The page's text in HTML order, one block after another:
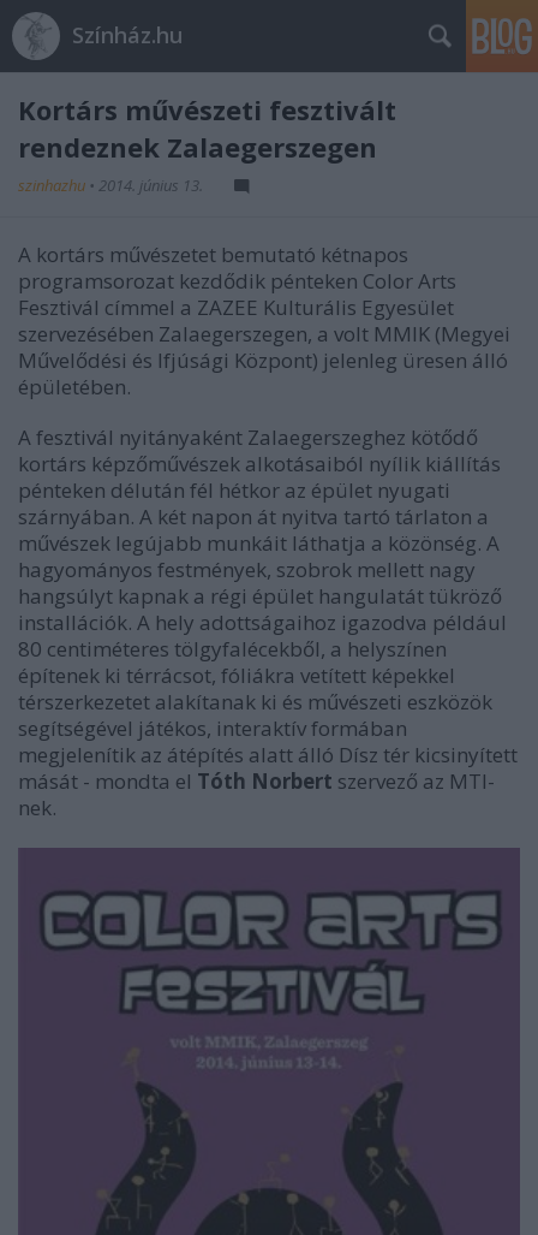
Színház.hu
Kortárs művészeti fesztivált
rendeznek Zalaegerszegen
szinhazhu • 2014. június 13.
A kortárs művészetet bemutató kétnapos
programsorozat kezdődik pénteken Color Arts
Fesztivál címmel a ZAZEE Kulturális Egyesület
szervezésében Zalaegerszegen, a volt MMIK (Megyei
Művelődési és Ifjúsági Központ) jelenleg üresen álló
épületében.
A fesztivál nyitányaként Zalaegerszeghez kötődő
kortárs képzőművészek alkotásaiból nyílik kiállítás
pénteken délután fél hétkor az épület nyugati
szárnyában. A két napon át nyitva tartó tárlaton a
művészek legújabb munkáit láthatja a közönség. A
hagyományos festmények, szobrok mellett nagy
hangsúlyt kapnak a régi épület hangulatát tükröző
installációk. A hely adottságaihoz igazodva például
80 centiméteres tölgyfalécekből, a helyszínen
építenek ki térrácsot, fóliákra vetített képekkel
térszerkezetet alakítanak ki és művészeti eszközök
segítségével játékos, interaktív formában
megjelenítik az átépítés alatt álló Dísz tér kicsinyített
mását - mondta el Tóth Norbert szervező az MTI-
nek.